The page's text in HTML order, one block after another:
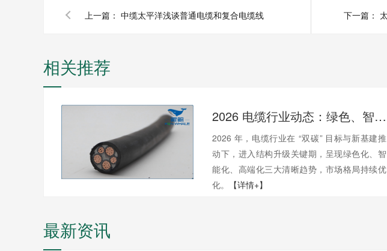
上一篇： 中缆太平洋浅谈普通电缆和复合电缆线 下一篇：
相关推荐
2026 电缆行业动态：绿色、智能、高端化加速演进
2026 年，电缆行业在 “双碳” 目标与新基建推
动下，进入结构升级关键期，呈现绿色化、智
能化、高端化三大清晰趋势，市场格局持续优
化。
【详情+】
最新资讯